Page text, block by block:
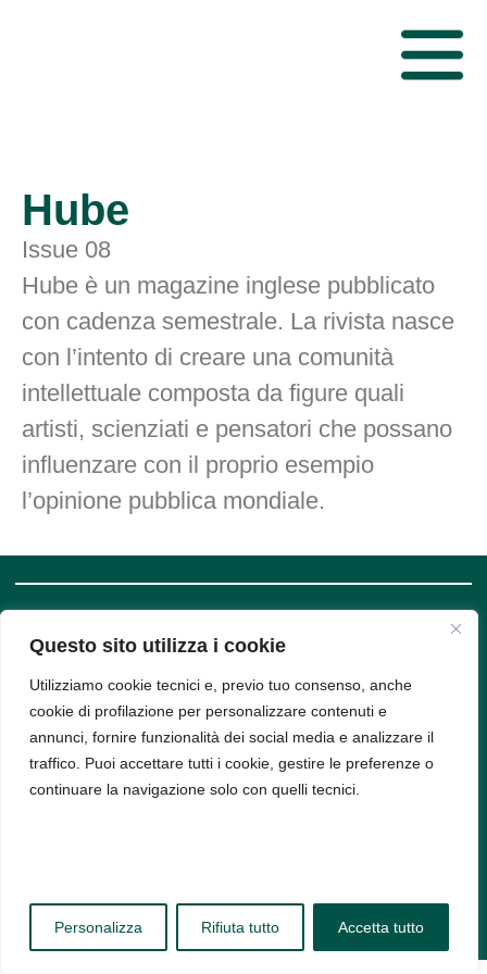
Questo sito utilizza i cookie
Utilizziamo cookie tecnici e, previo tuo consenso, anche
cookie di profilazione per personalizzare contenuti e
annunci, fornire funzionalità dei social media e analizzare il
traffico. Puoi accettare tutti i cookie, gestire le preferenze o
continuare la navigazione solo con quelli tecnici.
Personalizza Rifiuta tutto Accetta tutto
Hube
Issue 08
Hube è un magazine inglese pubblicato
con cadenza semestrale. La rivista nasce
con l’intento di creare una comunità
intellettuale composta da figure quali
artisti, scienziati e pensatori che possano
influenzare con il proprio esempio
l’opinione pubblica mondiale.
SUPPORT
Privacy
Policy
Cookie
Policy
COMPANY
INFO
Bud srl, Via
Arena 9,
20123,
Milano -